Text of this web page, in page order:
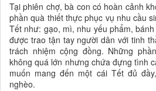
Tại phiên chợ, bà con có hoàn cảnh
phần quà thiết thực phục vụ nhu cầu
Tết như: gạo, mì, nhu yếu phẩm,
được trao tận tay người dân với tinh
trách nhiệm cộng đồng. Những
không quá lớn nhưng chứa đựng tình
muốn mang đến một cái Tết đủ
nghèo.